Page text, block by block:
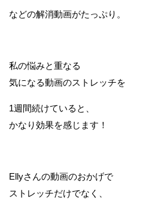
などの解消動画がたっぷり。
私の悩みと重なる
気になる動画のストレッチを
1週間続けていると、
かなり効果を感じます！
Ellyさんの動画のおかげで
ストレッチだけでなく、